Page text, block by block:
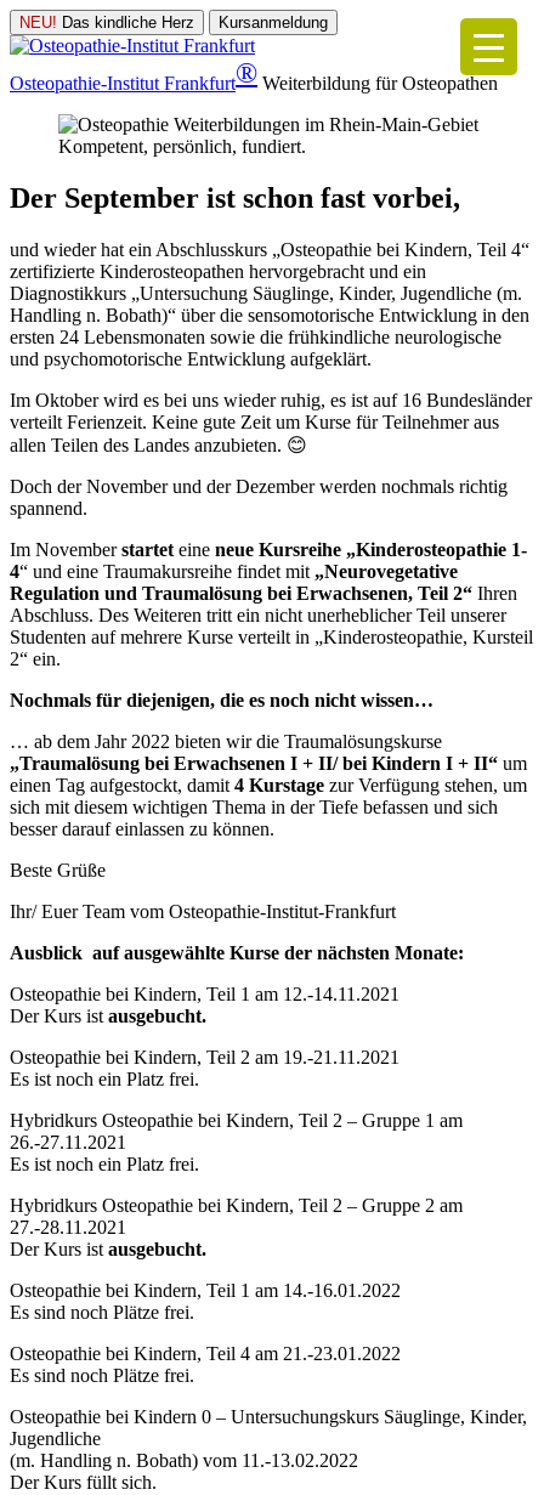
NEU! Das kindliche Herz Kursanmeldung
Osteopathie-Institut Frankfurt® Weiterbildung für Osteopathen
Kompetent, persönlich, fundiert.
Der September ist schon fast vorbei,
und wieder hat ein Abschlusskurs „Osteopathie bei Kindern, Teil 4“
zertifizierte Kinderosteopathen hervorgebracht und ein
Diagnostikkurs „Untersuchung Säuglinge, Kinder, Jugendliche (m.
Handling n. Bobath)“ über die sensomotorische Entwicklung in den
ersten 24 Lebensmonaten sowie die frühkindliche neurologische
und psychomotorische Entwicklung aufgeklärt.
Im Oktober wird es bei uns wieder ruhig, es ist auf 16 Bundesländer
verteilt Ferienzeit. Keine gute Zeit um Kurse für Teilnehmer aus
allen Teilen des Landes anzubieten. 😊
Doch der November und der Dezember werden nochmals richtig
spannend.
Im Novemberstartet eine neue Kursreihe „Kinderosteopathie 1-
4“ und eine Traumakursreihe findet mit „Neurovegetative
Regulation und Traumalösung bei Erwachsenen, Teil 2“ Ihren
Abschluss. Des Weiteren tritt ein nicht unerheblicher Teil unserer
Studenten auf mehrere Kurse verteilt in „Kinderosteopathie, Kursteil
2“ ein.
Nochmals für diejenigen, die es noch nicht wissen…
… ab dem Jahr 2022 bieten wir die Traumalösungskurse
„Traumalösung bei Erwachsenen I + II/ bei Kindern I + II“ um
einen Tag aufgestockt, damit 4 Kurstage zur Verfügung stehen, um
sich mit diesem wichtigen Thema in der Tiefe befassen und sich
besser darauf einlassen zu können.
Beste Grüße
Ihr/ Euer Team vom Osteopathie-Institut-Frankfurt
Ausblick auf ausgewählte Kurse der nächsten Monate:
Osteopathie bei Kindern, Teil 1 am 12.-14.11.2021
Der Kurs ist ausgebucht.
Osteopathie bei Kindern, Teil 2 am 19.-21.11.2021
Es ist noch ein Platz frei.
Hybridkurs Osteopathie bei Kindern, Teil 2 – Gruppe 1 am
26.-27.11.2021
Es ist noch ein Platz frei.
Hybridkurs Osteopathie bei Kindern, Teil 2 – Gruppe 2 am
27.-28.11.2021
Der Kurs ist ausgebucht.
Osteopathie bei Kindern, Teil 1 am 14.-16.01.2022
Es sind noch Plätze frei.
Osteopathie bei Kindern, Teil 4 am 21.-23.01.2022
Es sind noch Plätze frei.
Osteopathie bei Kindern 0 – Untersuchungskurs Säuglinge, Kinder,
Jugendliche
(m. Handling n. Bobath) vom 11.-13.02.2022
Der Kurs füllt sich.